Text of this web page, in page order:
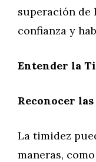
superación de
confianza y
Entender la
Reconocer
La timidez
maneras,